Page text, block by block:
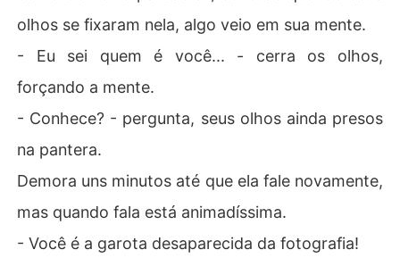
olhos se fixaram nela, algo veio em sua mente.
- Eu sei quem é você... - cerra os olhos,
forçando a mente.
- Conhece? - pergunta, seus olhos ainda presos
na pantera.
Demora uns minutos até que ela fale novamente,
mas quando fala está animadíssima.
- Você é a garota desaparecida da fotografia!